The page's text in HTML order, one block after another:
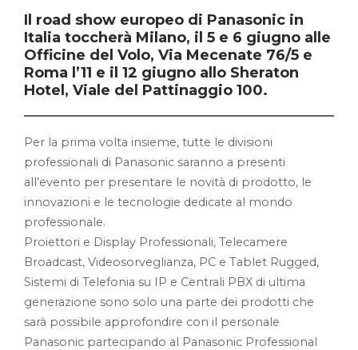
Il road show europeo di Panasonic in
Italia toccherà Milano, il 5 e 6 giugno alle
Officine del Volo, Via Mecenate 76/5 e
Roma l’11 e il 12 giugno allo Sheraton
Hotel, Viale del Pattinaggio 100.
Per la prima volta insieme, tutte le divisioni
professionali di Panasonic saranno a presenti
all’evento per presentare le novità di prodotto, le
innovazioni e le tecnologie dedicate al mondo
professionale.
Proiettori e Display Professionali, Telecamere
Broadcast, Videosorveglianza, PC e Tablet Rugged,
Sistemi di Telefonia su IP e Centrali PBX di ultima
generazione sono solo una parte dei prodotti che
sarà possibile approfondire con il personale
Panasonic partecipando al Panasonic Professional